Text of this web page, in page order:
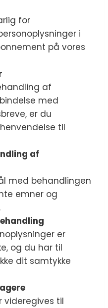
for
i
på vores
af
med
er du
til
af
med behandlingen
emner og
er
og du har til
dit samtykke
videregives til